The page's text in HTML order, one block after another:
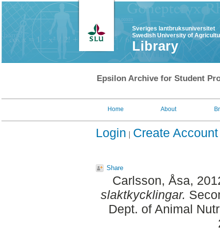
Sveriges lantbruksuniversitet
Swedish University of
Library
Epsilon Archive for Student
Home About
Login Create Account
Share
Carlsson, Åsa,
slaktkycklingar.
Dept. of Animal